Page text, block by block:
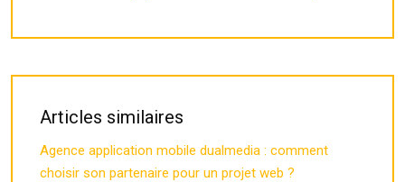
Articles similaires
Agence application mobile dualmedia : comment
choisir son partenaire pour un projet web ?